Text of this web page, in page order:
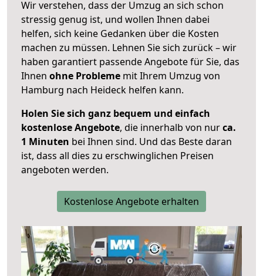
Wir verstehen, dass der Umzug an sich schon
stressig genug ist, und wollen Ihnen dabei
helfen, sich keine Gedanken über die Kosten
machen zu müssen. Lehnen Sie sich zurück – wir
haben garantiert passende Angebote für Sie, das
Ihnen ohne Probleme mit Ihrem Umzug von
Hamburg nach Heideck helfen kann.
Holen Sie sich ganz bequem und einfach
kostenlose Angebote, die innerhalb von nurca.
1 Minuten bei Ihnen sind. Und das Beste daran
ist, dass all dies zu erschwinglichen Preisen
angeboten werden.
Kostenlose Angebote erhalten